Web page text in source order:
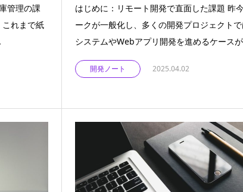
管理の課
れまで紙
はじめに：リモート開発で直面した課題 昨
ークが一般化し、多くの開発プロジェクト
システムやWebアプリ開発を進めるケース
開発ノート 2025.04.02